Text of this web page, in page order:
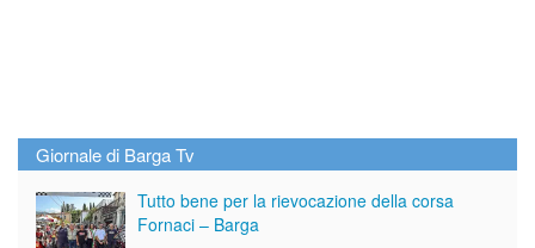
Giornale di Barga Tv
Tutto bene per la rievocazione della corsa
Fornaci – Barga